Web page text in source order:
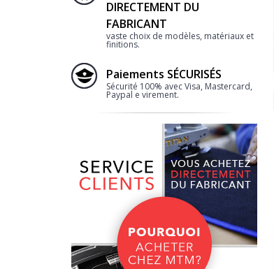
DIRECTEMENT DU
FABRICANT
vaste choix de modèles, matériaux et
finitions.
Paiements SÉCURISÉS
Sécurité 100% avec Visa, Mastercard,
Paypal e virement.